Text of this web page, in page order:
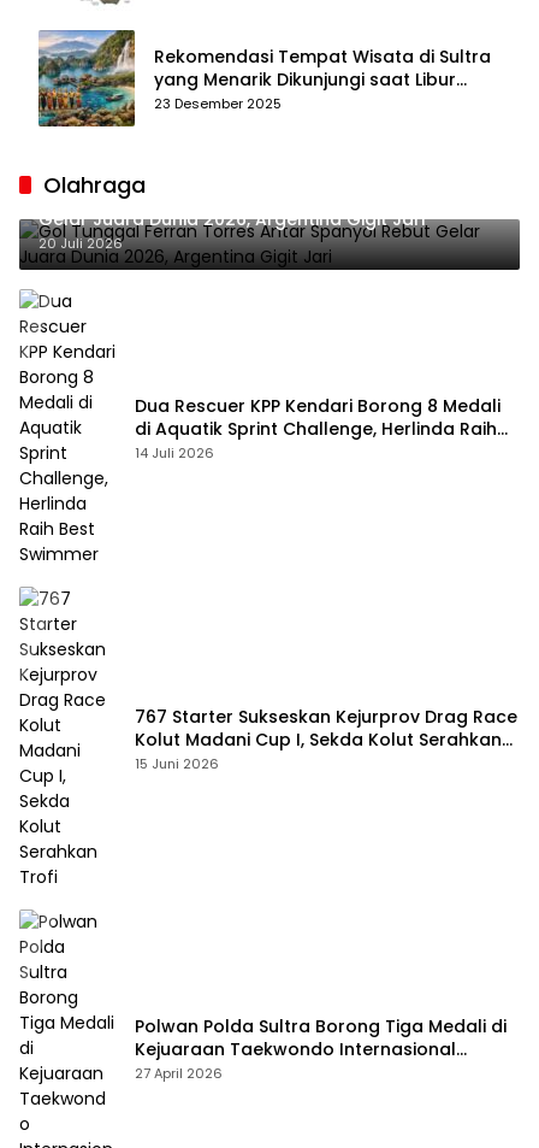
Rekomendasi Tempat Wisata di Sultra
yang Menarik Dikunjungi saat Libur
Tahun Baru 2026
23 Desember 2025
Olahraga
Gol Tunggal Ferran Torres Antar Spanyol Rebut
Gelar Juara Dunia 2026, Argentina Gigit Jari
20 Juli 2026
Dua Rescuer KPP Kendari Borong 8 Medali
di Aquatik Sprint Challenge, Herlinda Raih
Best Swimmer
14 Juli 2026
767 Starter Sukseskan Kejurprov Drag Race
Kolut Madani Cup I, Sekda Kolut Serahkan
Trofi
15 Juni 2026
Polwan Polda Sultra Borong Tiga Medali di
Kejuaraan Taekwondo Internasional
Jepang
27 April 2026